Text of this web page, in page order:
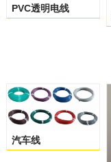
PVC透明电线
汽车线